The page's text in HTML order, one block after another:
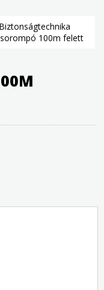
Biztonságtechnika
100m felett